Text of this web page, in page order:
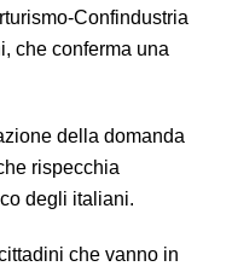
Confindustria
che conferma una
della domanda
rispecchia
degli italiani.
che vanno in